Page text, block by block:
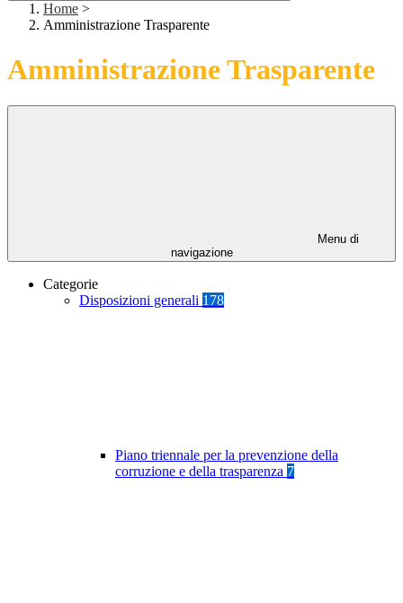
Home >
Amministrazione Trasparente
Amministrazione Trasparente
Menu di
navigazione
Categorie
Disposizioni generali 178
Piano triennale per la prevenzione della
corruzione e della trasparenza 7